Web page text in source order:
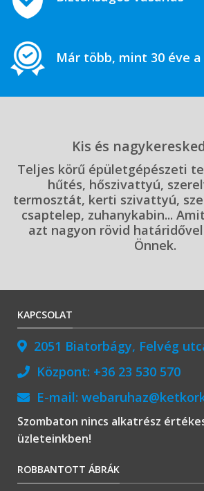
Már több, mint 30 éve a
Kis és
Teljes körű épületgépészeti
hűtés, hőszivattyú,
termosztát, kerti szivattyú,
csaptelep, zuhanykabin...
azt nagyon rövid
Önnek.
KAPCSOLAT
2051 Biatorbágy, Felvég
Központ: +36 23 530 570
E-mail:
Szombaton nincs alkatrész
üzleteinkben!
ROBBANTOTT ÁBRÁK